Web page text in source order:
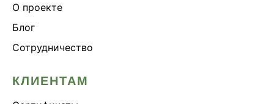
О проекте
Блог
Сотрудничество
КЛИЕНТАМ